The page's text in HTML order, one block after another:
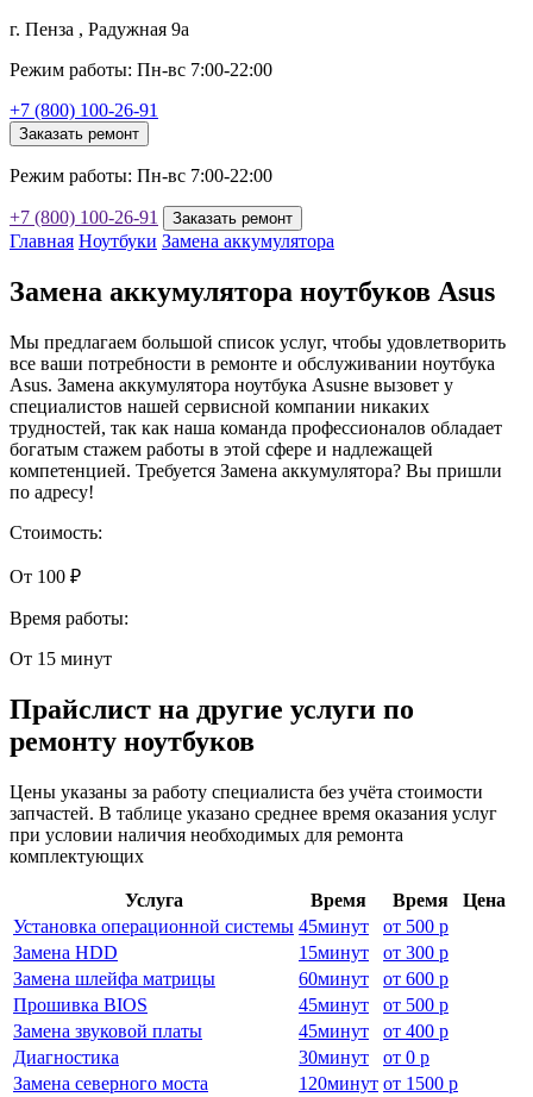
г. Пенза , Радужная 9а
Режим работы: Пн-вс 7:00-22:00
+7 (800) 100-26-91
Заказать ремонт
Режим работы: Пн-вс 7:00-22:00
+7 (800) 100-26-91 Заказать ремонт
Главная Ноутбуки Замена аккумулятора
Замена аккумулятора ноутбуков Asus
Мы предлагаем большой список услуг, чтобы удовлетворить
все ваши потребности в ремонте и обслуживании ноутбука
Asus. Замена аккумулятора ноутбука Asusне вызовет у
специалистов нашей сервисной компании никаких
трудностей, так как наша команда профессионалов обладает
богатым стажем работы в этой сфере и надлежащей
компетенцией. Требуется Замена аккумулятора? Вы пришли
по адресу!
Стоимость:
От 100 ₽
Время работы:
От 15 минут
Прайслист на другие услуги по
ремонту ноутбуков
Цены указаны за работу специалиста без учёта стоимости
запчастей. В таблице указано среднее время оказания услуг
при условии наличия необходимых для ремонта
комплектующих
Услуга Время Время
Цена
Установка операционной системы 45минут от 500 р
Замена HDD
15минут от 300 р
Замена шлейфа матрицы
60минут от 600 р
Прошивка BIOS
45минут от 500 р
Замена звуковой платы
45минут от 400 р
Диагностика
30минут от 0 р
Замена северного моста
120минут от 1500 р